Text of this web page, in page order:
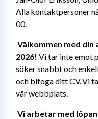
Alla kontaktpersoner
00.
Välkommen med din
2026! Vi tar inte emot
söker snabbt och
och bifoga ditt CV. Vi
vår webbplats.
Vi arbetar med